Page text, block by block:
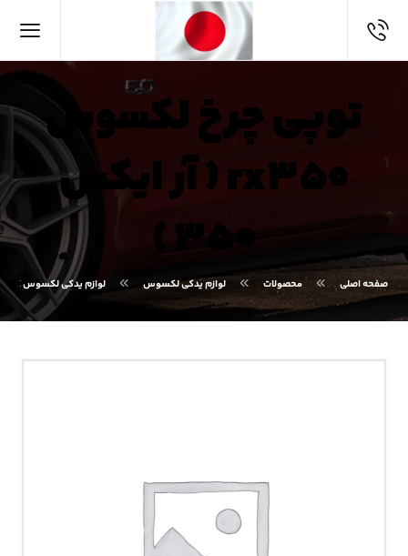
توپی چرخ لکسوس
rx۳۵۰ ( آر ایکس
۳۵۰ )
صفحه اصلی محصولات لوازم یدکی لکسوس لوازم یدکی لکسوس RX